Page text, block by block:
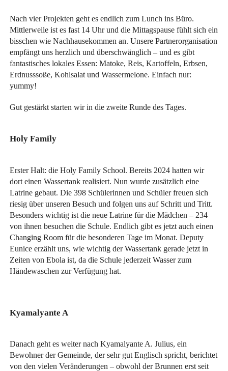
Nach vier Projekten geht es endlich zum Lunch ins Büro.
Mittlerweile ist es fast 14 Uhr und die Mittagspause fühlt sich ein
bisschen wie Nachhausekommen an. Unsere Partnerorganisation
empfängt uns herzlich und überschwänglich – und es gibt
fantastisches lokales Essen: Matoke, Reis, Kartoffeln, Erbsen,
Erdnusssoße, Kohlsalat und Wassermelone. Einfach nur:
yummy!
Gut gestärkt starten wir in die zweite Runde des Tages.
Holy Family
Erster Halt: die Holy Family School. Bereits 2024 hatten wir
dort einen Wassertank realisiert. Nun wurde zusätzlich eine
Latrine gebaut. Die 398 Schülerinnen und Schüler freuen sich
riesig über unseren Besuch und folgen uns auf Schritt und Tritt.
Besonders wichtig ist die neue Latrine für die Mädchen – 234
von ihnen besuchen die Schule. Endlich gibt es jetzt auch einen
Changing Room für die besonderen Tage im Monat. Deputy
Eunice erzählt uns, wie wichtig der Wassertank gerade jetzt in
Zeiten von Ebola ist, da die Schule jederzeit Wasser zum
Händewaschen zur Verfügung hat.
Kyamalyante A
Danach geht es weiter nach Kyamalyante A. Julius, ein
Bewohner der Gemeinde, der sehr gut Englisch spricht, berichtet
von den vielen Veränderungen – obwohl der Brunnen erst seit